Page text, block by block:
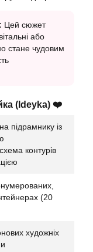
Цей сюжет
або
стане чудовим
(Ideyka) ❤️
підрамнику із
контурів
(20
художніх